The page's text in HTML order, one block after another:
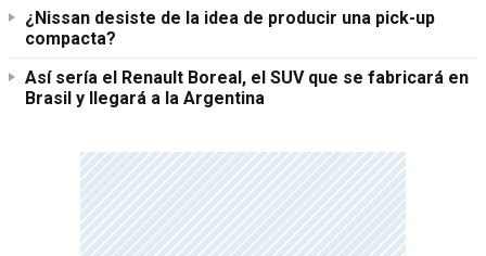
¿Nissan desiste de la idea de producir una pick-up
compacta?
Así sería el Renault Boreal, el SUV que se fabricará en
Brasil y llegará a la Argentina